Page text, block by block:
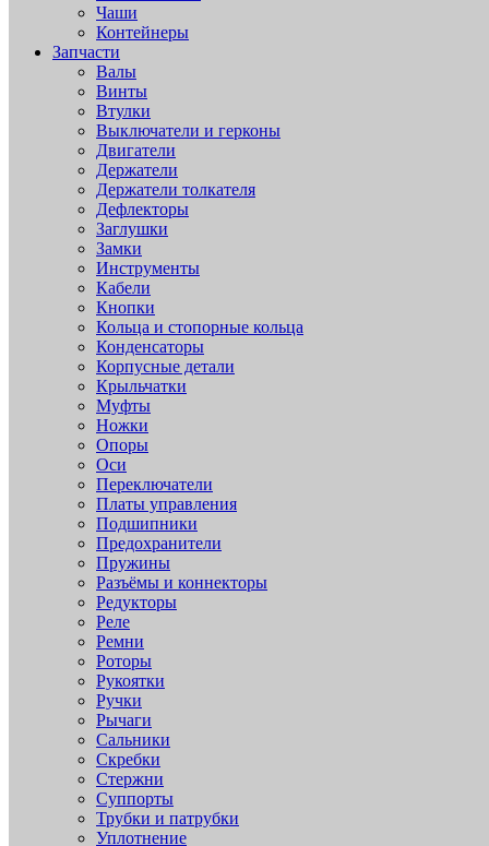
Чаши
Контейнеры
Запчасти
Валы
Винты
Втулки
Выключатели и герконы
Двигатели
Держатели
Держатели толкателя
Дефлекторы
Заглушки
Замки
Инструменты
Кабели
Кнопки
Кольца и стопорные кольца
Конденсаторы
Корпусные детали
Крыльчатки
Муфты
Ножки
Опоры
Оси
Переключатели
Платы управления
Подшипники
Предохранители
Пружины
Разъёмы и коннекторы
Редукторы
Реле
Ремни
Роторы
Рукоятки
Ручки
Рычаги
Сальники
Скребки
Стержни
Суппорты
Трубки и патрубки
Уплотнение